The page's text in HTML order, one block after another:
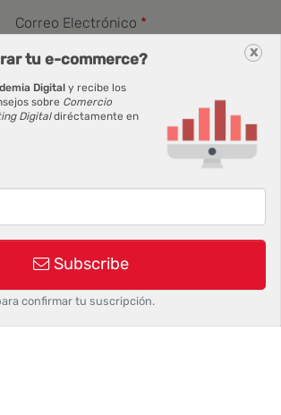
tu e-commerce? x
Digital y recibe los
sobre Comercio
Digitaldiréctamente en
Subscribe
confirmar tu suscripción.
Correo Electrónico
Suscribirse
| Palbin.com: Crea tu tienda en dos
Condiciones de usoy
privacidad